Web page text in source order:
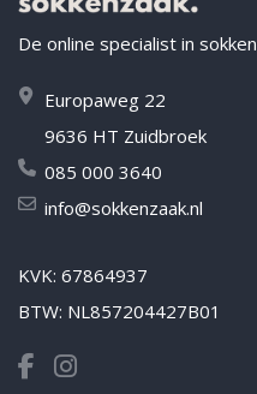
De online specialist in sokken
Europaweg 22
9636 HT Zuidbroek
085 000 3640
info@sokkenzaak.nl
KVK: 67864937
BTW: NL857204427B01